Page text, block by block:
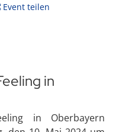
Event teilen
in
in Oberbayern